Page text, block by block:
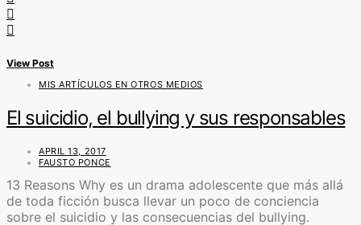
View Post
MIS ARTÍCULOS EN OTROS MEDIOS
El suicidio, el bullying y sus responsables
APRIL 13, 2017
FAUSTO PONCE
13 Reasons Why es un drama adolescente que más allá
de toda ficción busca llevar un poco de conciencia
sobre el suicidio y las consecuencias del bullying.